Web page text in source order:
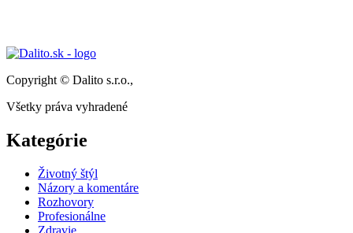
Copyright © Dalito s.r.o.,
Všetky práva vyhradené
Kategórie
Životný štýl
Názory a komentáre
Rozhovory
Profesionálne